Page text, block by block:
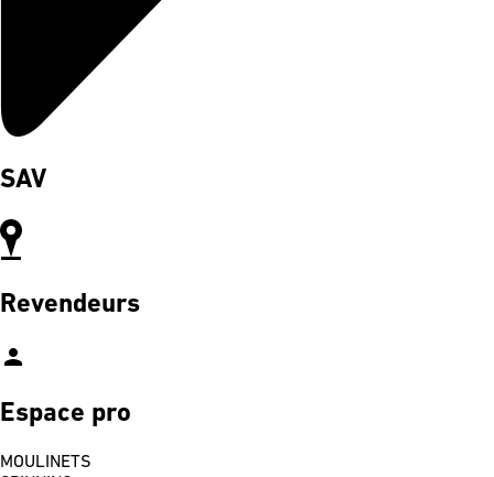
SAV
Revendeurs
person
Espace pro
MOULINETS